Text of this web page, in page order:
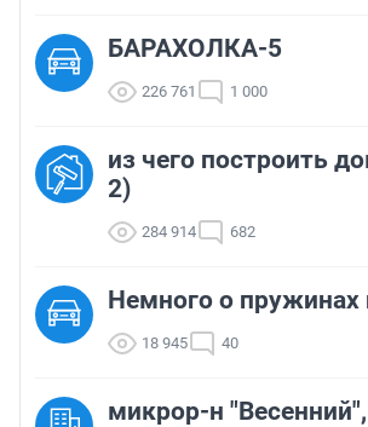
БАРАХОЛКА-5
226 761 1 000
из чего построить
2)
284 914 682
Немного о пружинах
18 945 40
микрор-н